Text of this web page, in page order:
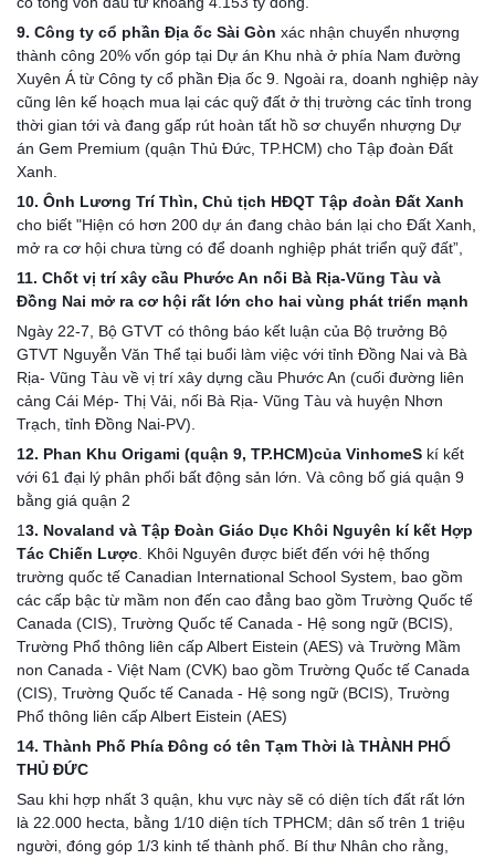
9. Công ty cổ phần Địa ốc Sài Gòn xác nhận chuyển nhượng
thành công 20% vốn góp tại Dự án Khu nhà ở phía Nam đường
Xuyên Á từ Công ty cổ phần Địa ốc 9. Ngoài ra, doanh nghiệp này
cũng lên kế hoạch mua lại các quỹ đất ở thị trường các tỉnh trong
thời gian tới và đang gấp rút hoàn tất hồ sơ chuyển nhượng Dự
án Gem Premium (quận Thủ Đức, TP.HCM) cho Tập đoàn Đất
Xanh.
10. Ônh Lương Trí Thìn, Chủ tịch HĐQT Tập đoàn Đất Xanh
cho biết "Hiện có hơn 200 dự án đang chào bán lại cho Đất Xanh,
mở ra cơ hội chưa từng có để doanh nghiệp phát triển quỹ đất”,
11. Chốt vị trí xây cầu Phước An nối Bà Rịa-Vũng Tàu và
Đồng Nai mở ra cơ hội rất lớn cho hai vùng phát triển mạnh
Ngày 22-7, Bộ GTVT có thông báo kết luận của Bộ trưởng Bộ
GTVT Nguyễn Văn Thể tại buổi làm việc với tỉnh Đồng Nai và Bà
Rịa- Vũng Tàu về vị trí xây dựng cầu Phước An (cuối đường liên
cảng Cái Mép- Thị Vải, nối Bà Rịa- Vũng Tàu và huyện Nhơn
Trạch, tỉnh Đồng Nai-PV).
12. Phan Khu Origami (quận 9, TP.HCM)của VinhomeS kí kết
với 61 đại lý phân phối bất động sản lớn. Và công bố giá quận 9
bằng giá quận 2
13. Novaland và Tập Đoàn Giáo Dục Khôi Nguyên kí kết Hợp
Tác Chiến Lược. Khôi Nguyên được biết đến với hệ thống
trường quốc tế Canadian International School System, bao gồm
các cấp bậc từ mầm non đến cao đẳng bao gồm Trường Quốc tế
Canada (CIS), Trường Quốc tế Canada - Hệ song ngữ (BCIS),
Trường Phổ thông liên cấp Albert Eistein (AES) và Trường Mầm
non Canada - Việt Nam (CVK) bao gồm Trường Quốc tế Canada
(CIS), Trường Quốc tế Canada - Hệ song ngữ (BCIS), Trường
Phổ thông liên cấp Albert Eistein (AES)
14. Thành Phố Phía Đông có tên Tạm Thời là THÀNH PHỐ
THỦ ĐỨC
Sau khi hợp nhất 3 quận, khu vực này sẽ có diện tích đất rất lớn
là 22.000 hecta, bằng 1/10 diện tích TPHCM; dân số trên 1 triệu
người, đóng góp 1/3 kinh tế thành phố. Bí thư Nhân cho rằng,